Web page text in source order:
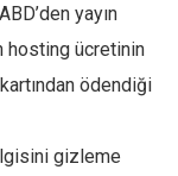
yayın
hosting ücretinin
ödendiği
gizleme